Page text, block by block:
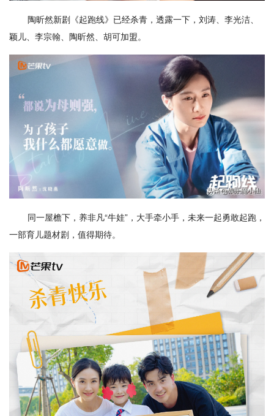
陶昕然新剧《起跑线》已经杀青，透露一下，刘涛、李光洁、
颖儿、李宗翰、陶昕然、胡可加盟。
同一屋檐下，养非凡“牛娃”，大手牵小手，未来一起勇敢起跑，
一部育儿题材剧，值得期待。